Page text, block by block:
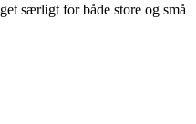
særligt for både store og små